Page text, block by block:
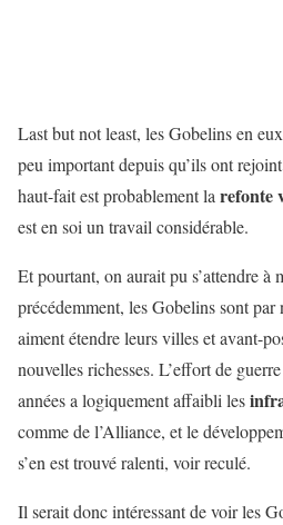
Last but not least, les Gobelins en
peu important depuis qu’ils ont
haut-fait est probablement la refonte
est en soi un travail considérable.
Et pourtant, on aurait pu s’attendre à
précédemment, les Gobelins sont par
aiment étendre leurs villes et avant-
nouvelles richesses. L’effort de
années a logiquement affaibli les
comme de l’Alliance, et le
s’en est trouvé ralenti, voir reculé.
Il serait donc intéressant de voir les